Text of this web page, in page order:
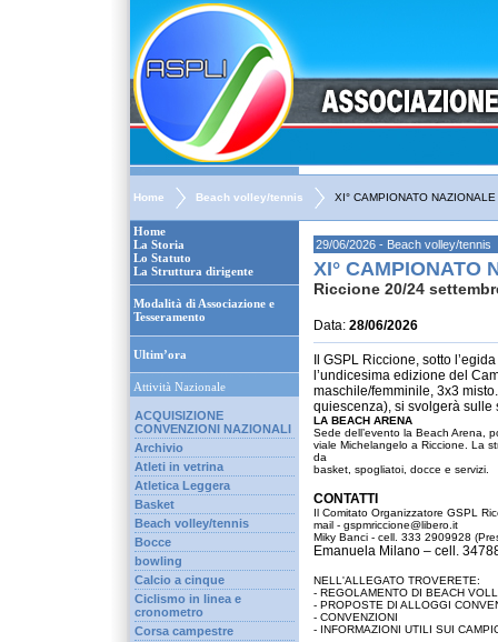
Home Beach volley/tennis XI° CAMPIONATO
Home
La Storia
Lo Statuto
La Struttura dirigente
Modalità di Associazione e
Tesseramento
Ultim’ora
Attività Nazionale
ACQUISIZIONE
CONVENZIONI NAZIONALI
Archivio
Atleti in vetrina
Atletica Leggera
Basket
Beach volley/tennis
Bocce
bowling
Calcio a cinque
Ciclismo in linea e
cronometro
Corsa campestre
29/06/2026 - Beach volley/tennis
XI° CAMPIONATO
Riccione 20/24
Data: 28/06/2026
Il GSPL Riccione, sotto
l’undicesima edizione del
maschile/femminile, 3x3
quiescenza), si svolgerà
LA BEACH ARENA
Sede dell’evento la Beach Arena,
viale Michelangelo a Riccione. La
da
basket, spogliatoi, docce e servizi.
CONTATTI
Il Comitato Organizzatore GSPL
mail - gspmriccione@libero.it
Miky Banci - cell. 333 2909928
Emanuela Milano – cell.
NELL'ALLEGATO TROVERETE:
- REGOLAMENTO DI BEACH
- PROPOSTE DI ALLOGGI
- CONVENZIONI
- INFORMAZIONI UTILI SUI